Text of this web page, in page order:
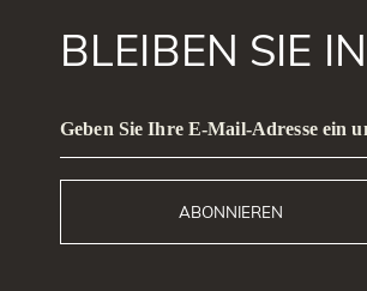
BLEIBEN SIE
Geben Sie Ihre E-Mail-Adresse ein
ABONNIEREN